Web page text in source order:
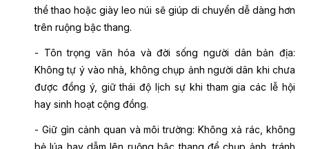
thể thao hoặc giày leo núi sẽ giúp di chuyển dễ dàng hơn
trên ruộng bậc thang.
- Tôn trọng văn hóa và đời sống người dân bản địa:
Không tự ý vào nhà, không chụp ảnh người dân khi chưa
được đồng ý, giữ thái độ lịch sự khi tham gia các lễ hội
hay sinh hoạt cộng đồng.
- Giữ gìn cảnh quan và môi trường: Không xả rác, không